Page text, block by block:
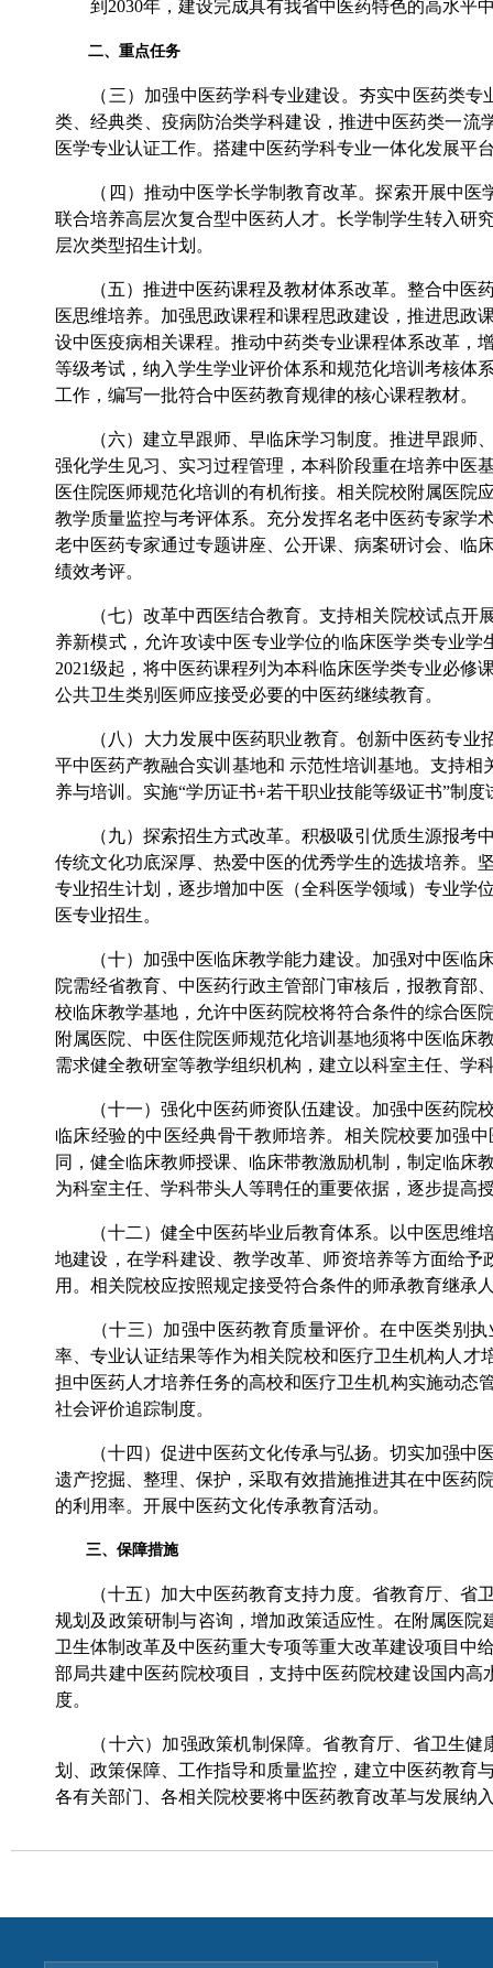
到2030年，建设完成具有我省中医药特色的高水平
二、重点任务
（三）加强中医药学科专业建设。夯实中医药类专
类、经典类、疫病防治类学科建设，推进中医药类一
医学专业认证工作。搭建中医药学科专业一体化发展平
（四）推动中医学长学制教育改革。探索开展中医
联合培养高层次复合型中医药人才。长学制学生转入研
层次类型招生计划。
（五）推进中医药课程及教材体系改革。整合中医药
医思维培养。加强思政课程和课程思政建设，推进思政
设中医疫病相关课程。推动中药类专业课程体系改革，
等级考试，纳入学生学业评价体系和规范化培训考核体
工作，编写一批符合中医药教育规律的核心课程教材。
（六）建立早跟师、早临床学习制度。推进早跟师、
强化学生见习、实习过程管理，本科阶段重在培养中医
医住院医师规范化培训的有机衔接。相关院校附属医院
教学质量监控与考评体系。充分发挥名老中医药专家学
老中医药专家通过专题讲座、公开课、病案研讨会、临
绩效考评。
（七）改革中西医结合教育。支持相关院校试点开展
养新模式，允许攻读中医专业学位的临床医学类专业
2021级起，将中医药课程列为本科临床医学类专业必
公共卫生类别医师应接受必要的中医药继续教育。
（八）大力发展中医药职业教育。创新中医药专业
平中医药产教融合实训基地和 示范性培训基地。支持
养与培训。实施“学历证书+若干职业技能等级证书”制
（九）探索招生方式改革。积极吸引优质生源报考中
传统文化功底深厚、热爱中医的优秀学生的选拔培养。
专业招生计划，逐步增加中医（全科医学领域）专业学
医专业招生。
（十）加强中医临床教学能力建设。加强对中医临床
院需经省教育、中医药行政主管部门审核后，报教育部
校临床教学基地，允许中医药院校将符合条件的综合医
附属医院、中医住院医师规范化培训基地须将中医临床
需求健全教研室等教学组织机构，建立以科室主任、学
（十一）强化中医药师资队伍建设。加强中医药院校
临床经验的中医经典骨干教师培养。相关院校要加强
同，健全临床教师授课、临床带教激励机制，制定临床
为科室主任、学科带头人等聘任的重要依据，逐步提高
（十二）健全中医药毕业后教育体系。以中医思维培
地建设，在学科建设、教学改革、师资培养等方面给
用。相关院校应按照规定接受符合条件的师承教育继承
（十三）加强中医药教育质量评价。在中医类别执
率、专业认证结果等作为相关院校和医疗卫生机构人
担中医药人才培养任务的高校和医疗卫生机构实施动态
社会评价追踪制度。
（十四）促进中医药文化传承与弘扬。切实加强中医
遗产挖掘、整理、保护，采取有效措施推进其在中医药
的利用率。开展中医药文化传承教育活动。
三、保障措施
（十五）加大中医药教育支持力度。省教育厅、省卫
规划及政策研制与咨询，增加政策适应性。在附属医
卫生体制改革及中医药重大专项等重大改革建设项目中
部局共建中医药院校项目，支持中医药院校建设国内
度。
（十六）加强政策机制保障。省教育厅、省卫生健
划、政策保障、工作指导和质量监控，建立中医药教育
各有关部门、各相关院校要将中医药教育改革与发展纳